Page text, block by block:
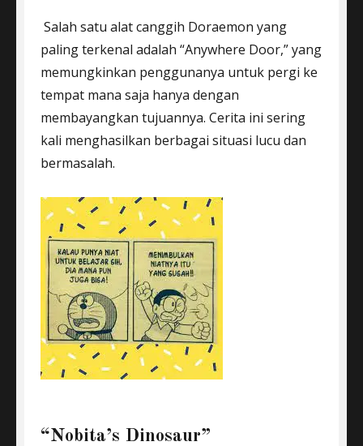
Salah satu alat canggih Doraemon yang
paling terkenal adalah “Anywhere Door,” yang
memungkinkan penggunanya untuk pergi ke
tempat mana saja hanya dengan
membayangkan tujuannya. Cerita ini sering
kali menghasilkan berbagai situasi lucu dan
bermasalah.
“Nobita’s Dinosaur”